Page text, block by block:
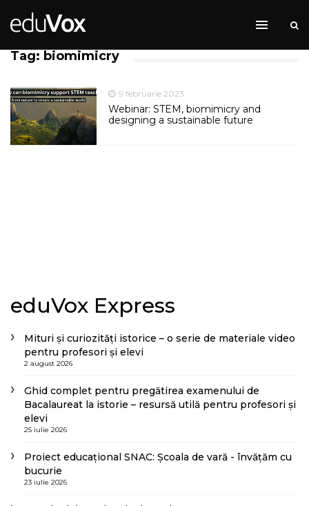
Tag: biomimicry
9 februarie 2023
Webinar: STEM, biomimicry and
designing a sustainable future
eduVox Express
Mituri și curiozități istorice – o serie de materiale video
pentru profesori și elevi
2 august 2026
Ghid complet pentru pregătirea examenului de
Bacalaureat la istorie – resursă utilă pentru profesori și
elevi
25 iulie 2026
Proiect educațional SNAC: Școala de vară - învățăm cu
bucurie
23 iulie 2026